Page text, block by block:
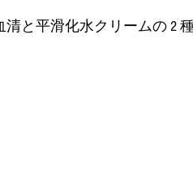
と平滑化水クリームの 2